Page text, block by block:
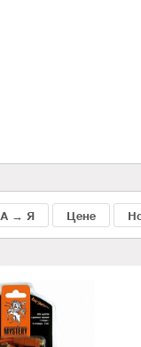
А → Я Цене